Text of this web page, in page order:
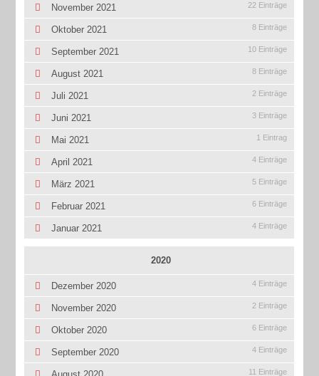
November 2021 22 Einträge
Oktober 2021 8 Einträge
September 2021 10 Einträge
August 2021 8 Einträge
Juli 2021 2 Einträge
Juni 2021 3 Einträge
Mai 2021 1 Eintrag
April 2021 4 Einträge
März 2021 5 Einträge
Februar 2021 6 Einträge
Januar 2021 4 Einträge
2020
Dezember 2020 4 Einträge
November 2020 2 Einträge
Oktober 2020 6 Einträge
September 2020 4 Einträge
11 Einträge